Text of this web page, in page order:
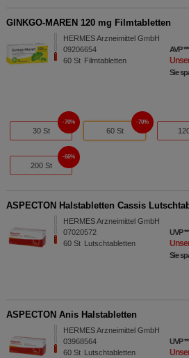
GINKGO-MAREN 120 mg Filmtabletten
HERMES Arzneimittel GmbH
09206654
60 St Filmtabletten
AVP
Sie
30 St
70%
60 St
70%
200 St
66%
ASPECTON Halstabletten Cassis
HERMES Arzneimittel GmbH
07020572
60 St Lutschtabletten
UVP**
Sie
ASPECTON Anis Halstabletten
HERMES Arzneimittel GmbH
03968564
60 St Lutschtabletten
UVP**